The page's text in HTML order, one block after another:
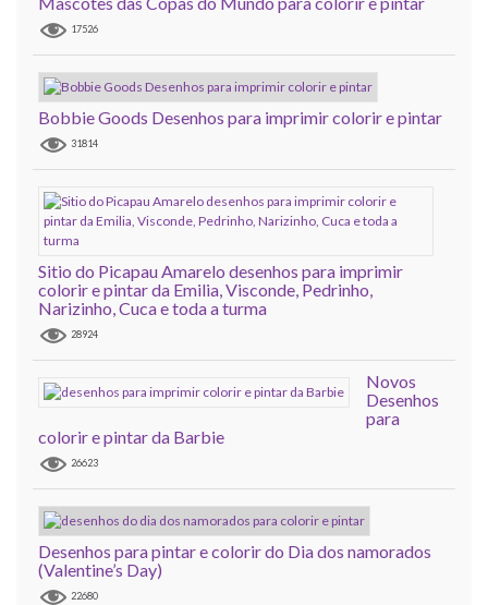
17526
Bobbie Goods Desenhos para imprimir colorir e pintar
31814
Sitio do Picapau Amarelo desenhos para imprimir
colorir e pintar da Emilia, Visconde, Pedrinho,
Narizinho, Cuca e toda a turma
28924
Novos
Desenhos
para
colorir e pintar da Barbie
26623
Desenhos para pintar e colorir do Dia dos namorados
(Valentine’s Day)
22680